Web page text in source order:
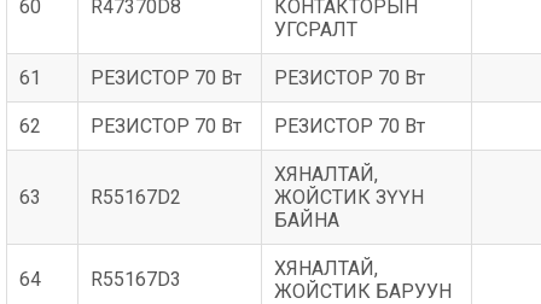
60 R47370D8
КОНТАКТОРЫН
УГСРАЛТ
61 РЕЗИСТОР 70 Вт РЕЗИСТОР 70 Вт
62 РЕЗИСТОР 70 Вт РЕЗИСТОР 70 Вт
63 R55167D2
ХЯНАЛТАЙ,
ЖОЙСТИК ЗҮҮН
БАЙНА
64 R55167D3
ХЯНАЛТАЙ,
ЖОЙСТИК БАРУУН